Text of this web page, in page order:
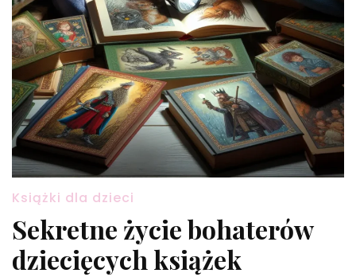
Książki dla dzieci
Sekretne życie bohaterów
dziecięcych książek